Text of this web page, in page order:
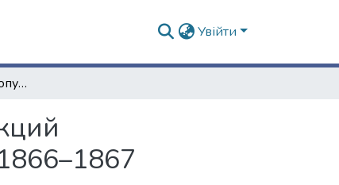
Увійти
Список студентов и допущенных к слушанию лекций Императорского Харьковского университета на 1866–1867 академический год